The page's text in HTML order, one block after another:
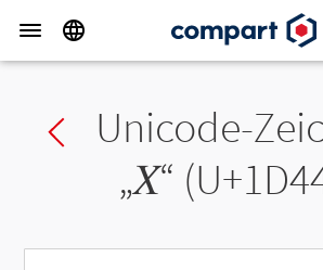
Previous char
Unicode-
„𝑋“